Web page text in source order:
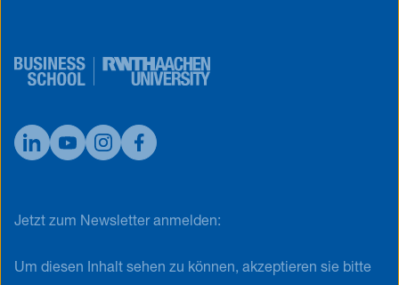
Jetzt zum Newsletter anmelden:
Um diesen Inhalt sehen zu können, akzeptieren sie bitte